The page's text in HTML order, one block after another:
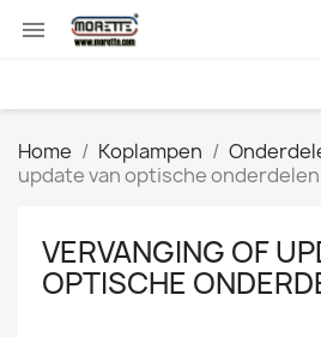

Home Koplampen
update van optische onderdelen
VERVANGING OF
OPTISCHE